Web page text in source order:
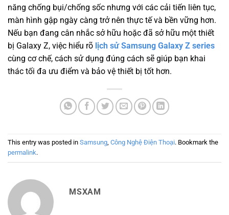
năng chống bụi/chống sốc nhưng với các cải tiến liên tục,
màn hình gập ngày càng trở nên thực tế và bền vững hơn.
Nếu bạn đang cân nhắc sở hữu hoặc đã sở hữu một thiết
bị Galaxy Z, việc hiểu rõ lịch sử Samsung Galaxy Z series
cùng cơ chế, cách sử dụng đúng cách sẽ giúp bạn khai
thác tối đa ưu điểm và bảo vệ thiết bị tốt hơn.
This entry was posted in Samsung, Công Nghệ Điện Thoại. Bookmark the
permalink.
MSXAM